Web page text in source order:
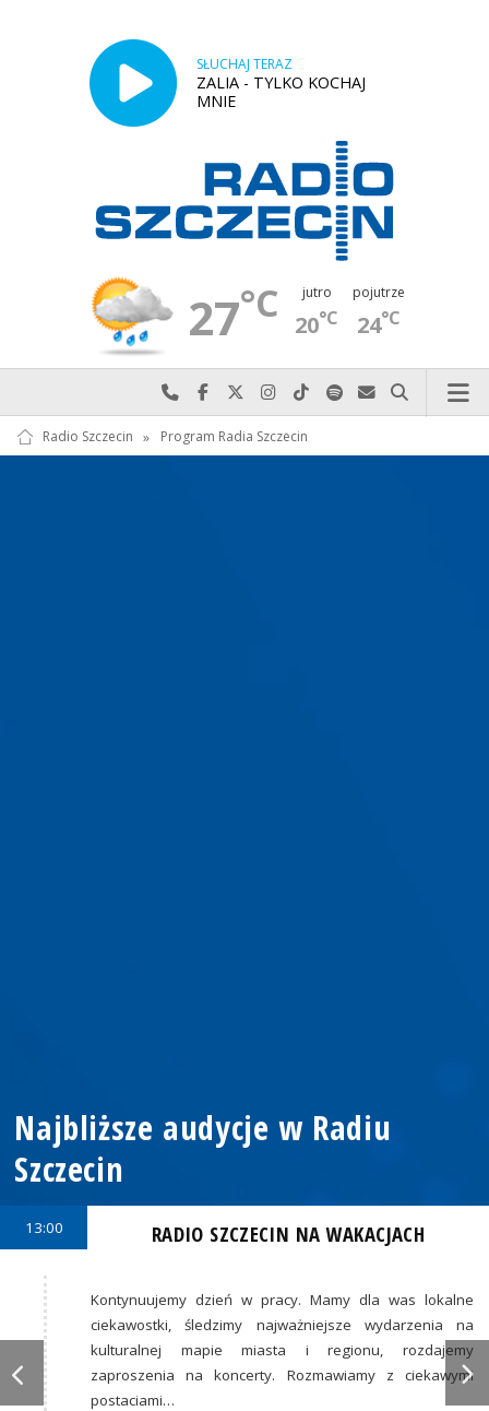
SŁUCHAJ TERAZ
ZALIA - TYLKO KOCHAJ
MNIE
27°C jutro
20°C
pojutrze
24°C
Najlepiej po prostu do nas zadzwoń
Odwiedź nas na Facebook-u
Odwiedź nas na X
Odwiedź nas na Instagram-ie
Odwiedź nas na TikTok-u
Szukaj nas na Spotify
Wyślij do nas
Szukaj
Radio Szczecin » Program Radia Szczecin
Najbliższe audycje w Radiu
Szczecin
13:00 RADIO SZCZECIN NA WAKACJACH
Kontynuujemy dzień w pracy. Mamy dla was lokalne
ciekawostki, śledzimy najważniejsze wydarzenia na
kulturalnej mapie miasta i regionu, rozdajemy
zaproszenia na koncerty. Rozmawiamy z ciekawymi
postaciami…